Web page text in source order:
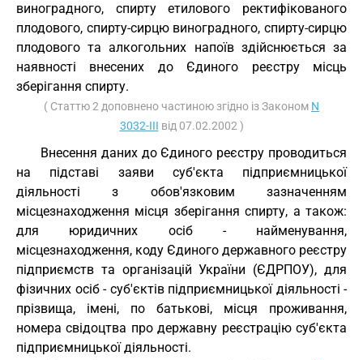
виноградного, спирту етилового ректифікованого
плодового, спирту-сирцю виноградного, спирту-сирцю
плодового та алкогольних напоїв здійснюється за
наявності внесених до Єдиного реєстру місць
зберігання спирту.
( Статтю 2 доповнено частиною згідно із Законом N
3032-III від 07.02.2002 )
Внесення даних до Єдиного реєстру проводиться
на підставі заяви суб'єкта підприємницької
діяльності з обов'язковим зазначенням
місцезнаходження місця зберігання спирту, а також:
для юридичних осіб - найменування,
місцезнаходження, коду Єдиного державного реєстру
підприємств та організацій України (ЄДРПОУ), для
фізичних осіб - суб'єктів підприємницької діяльності -
прізвища, імені, по батькові, місця проживання,
номера свідоцтва про державну реєстрацію суб'єкта
підприємницької діяльності.